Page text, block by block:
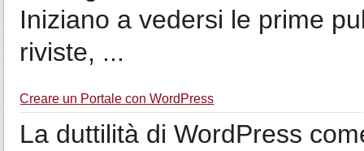
Iniziano a vedersi le prime
riviste, ...
Creare un Portale con WordPress
La duttilità di WordPress